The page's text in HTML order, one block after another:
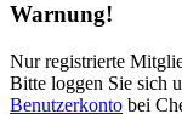
Warnung!
Nur registrierte
Bitte loggen Sie sich
Benutzerkonto bei